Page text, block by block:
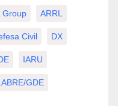
Group ARRL
Civil DX
IARU
GDE